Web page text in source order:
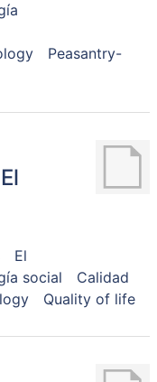
Peasantry-
El
social
Calidad
Quality of life